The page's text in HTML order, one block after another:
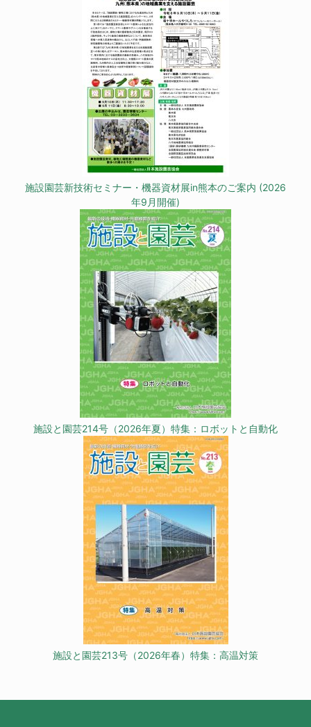
施設園芸新技術セミナー・機器資材展in熊本のご案内 (2026
年9月開催)
施設と園芸214号（2026年夏）特集：ロボットと自動化
施設と園芸213号（2026年春）特集：高温対策